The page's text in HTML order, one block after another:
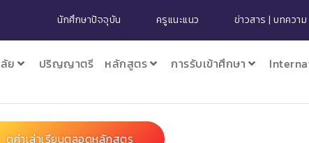
นักศึกษาปัจจุบัน ครูแนะแนว ข่าวสาร | บทความ
ย ปริญญาตรี หลักสูตร การรับเข้าศึกษา
ดูค่าเล่าเรียนตลอดหลักสูตร